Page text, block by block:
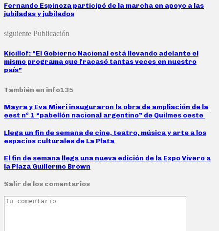
Fernando Espinoza participó de la marcha en apoyo a las
jubiladas y jubilados
siguiente Publicación
Kicillof: “El Gobierno Nacional está llevando adelante el
mismo programa que fracasó tantas veces en nuestro
país”
También en info135
Mayra y Eva Mieri inauguraron la obra de ampliación de la
eest nº 1 “pabellón nacional argentino” de Quilmes oeste
Llega un fin de semana de cine, teatro, música y arte a los
espacios culturales de La Plata
El fin de semana llega una nueva edición de la Expo Vivero a
la Plaza Guillermo Brown
Salir de los comentarios